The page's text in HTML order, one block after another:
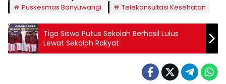
Puskesmas Banyuwangi
Telekonsultasi Kesehatan
Tiga Siswa Putus Sekolah Berhasil Lulus
Lewat Sekolah Rakyat